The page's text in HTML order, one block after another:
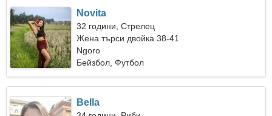
Novita
32 години, Стрелец
Жена търси двойка 38-41
Ngoro
Бейзбол, Футбол
Bella